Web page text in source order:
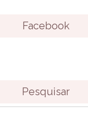
Facebook
Pesquisar